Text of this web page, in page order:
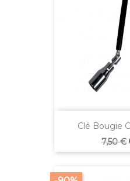
Clé Bougie
Prix
de
7,50 €